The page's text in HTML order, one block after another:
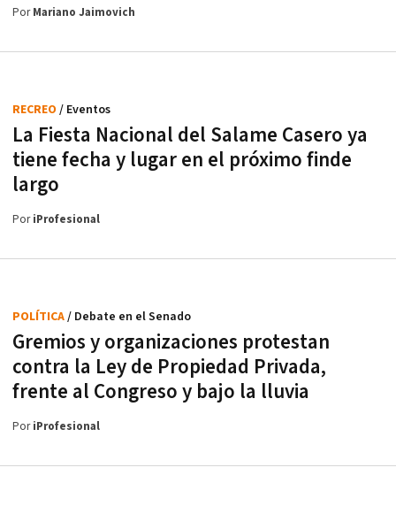
PorMariano Jaimovich
La Fiesta Nacional del Salame Casero ya
tiene fecha y lugar en el próximo finde
largo
RECREO / Eventos
PoriProfesional
Gremios y organizaciones protestan
contra la Ley de Propiedad Privada,
frente al Congreso y bajo la lluvia
POLÍTICA/ Debate en el Senado
PoriProfesional